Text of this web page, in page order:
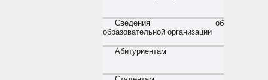
Сведения об
образовательной организации
Абитуриентам